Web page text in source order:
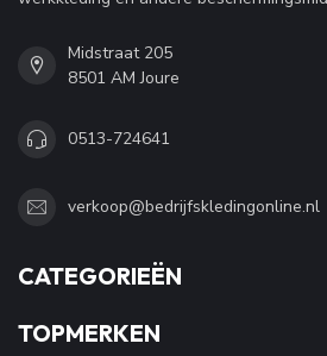
Midstraat 205
8501 AM Joure
0513-724641
verkoop@bedrijfskledingonline.nl
CATEGORIEËN
TOPMERKEN